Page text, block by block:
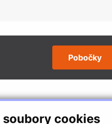
soubory cookies
Pobočky
SLEDUJTE NÁS